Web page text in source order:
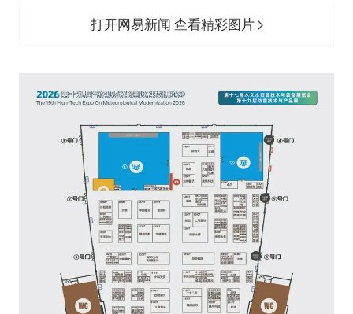
打开网易新闻 查看精彩图片